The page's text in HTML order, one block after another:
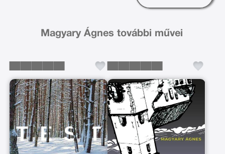
Magyary Ágnes további művei